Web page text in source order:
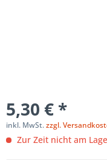
5,30 € *
inkl. MwSt.zzgl.
Zur Zeit nicht am